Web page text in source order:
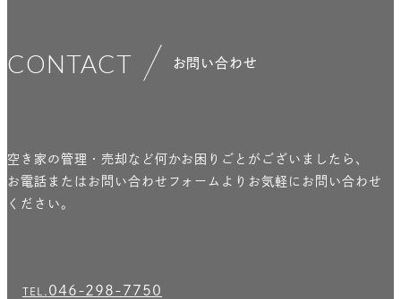
CONTACT お問い合わせ
空き家の管理・売却など何かお困りごとがございましたら、
お電話またはお問い合わせフォームよりお気軽にお問い合わせ
ください。
TEL. 046-298-7750